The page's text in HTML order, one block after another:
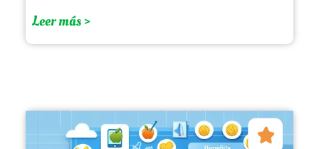
Leer más >